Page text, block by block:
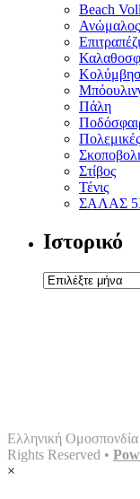
Beach
Πάλη
Στίβος
Τένις
ΣΑΛΑΣ
Ιστορικό
Ιστορικό
Ελληνική
Rights Reserved •
×